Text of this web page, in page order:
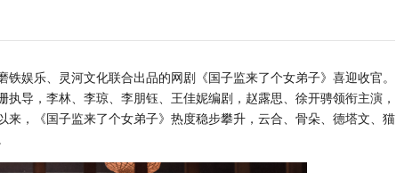
铁娱乐、灵河文化联合出品的网剧《 国子监来了个女弟子》喜迎收官。
执导，李林、李琼、李朋钰、王佳妮编剧，赵露思、徐开骋领衔主演，
来，《 国子监来了个女弟子》热度稳步攀升，云合、骨朵、德塔文、猫